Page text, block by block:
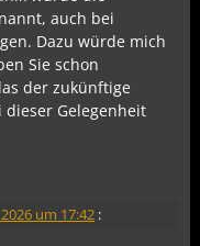
auch bei
Dazu würde mich
Sie schon
der zukünftige
dieser Gelegenheit
2026 um 17:42 :